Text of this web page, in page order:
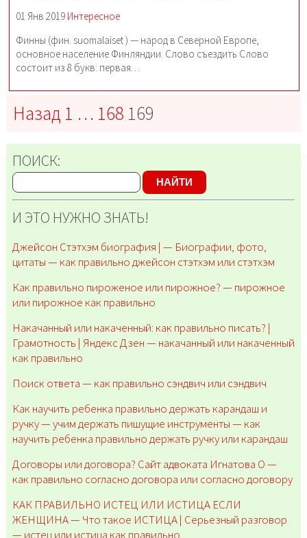
01 Янв 2019 Интересное
Финны (фин. suomalaiset ) — народ в Северной Европе,
основное население Финляндии. Слово съездить Слово
состоит из 8 букв: первая…
Назад 1 … 168 169
ПОИСК:
НАЙТИ
И ЭТО НУЖНО ЗНАТЬ!
Джейсон Стэтхэм биография | — Биографии, фото,
цитаты — как правильно джейсон стэтхэм или стэтхэм
Как правильно пироженое или пирожное? — пирожное
или пирожное как правильно
Накачанный или накаченный: как правильно писать? |
Грамотность | Яндекс Дзен — накачанный или накаченный
как правильно
Поиск ответа — как правильно сэндвич или сэндвич
Как научить ребенка правильно держать карандаш и
ручку — учим держать пишущие инструменты — как
научить ребенка правильно держать ручку или карандаш
Договоры или договора? Сайт адвоката Игнатова О —
как правильно согласно договора или согласно договору
КАК ПРАВИЛЬНО ИСТЕЦ ИЛИ ИСТИЦА ЕСЛИ
ЖЕНЩИНА — Что такое ИСТИЦА | Серьезный разговор
— истец или истица как правильно